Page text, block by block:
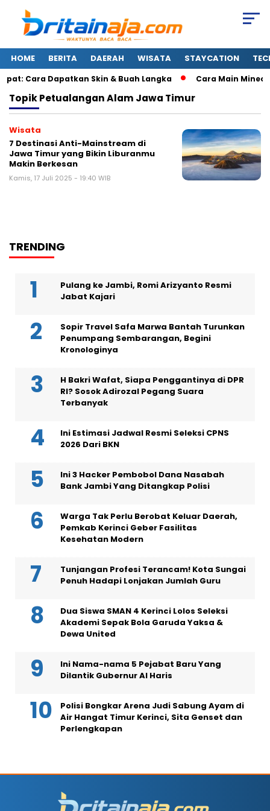
HOME BERITA DAERAH WISATA STAYCATION
Cara Dapatkan Skin & Buah Langka Cara Main
TopikPetualangan Alam Jawa Timur
Wisata
7 Destinasi Anti-Mainstream di
Jawa Timur yang Bikin Liburanmu
Makin Berkesan
Kamis, 17 Juli 2025 - 19:40 WIB
TRENDING
Pulang ke Jambi, Romi Arizyanto Resmi
Jabat Kajari
Sopir Travel Safa Marwa Bantah Turunkan
Penumpang Sembarangan, Begini
Kronologinya
H Bakri Wafat, Siapa Penggantinya di DPR
RI? Sosok Adirozal Pegang Suara
Terbanyak
Ini Estimasi Jadwal Resmi Seleksi CPNS
2026 Dari BKN
Ini 3 Hacker Pembobol Dana Nasabah
Bank Jambi Yang Ditangkap Polisi
Warga Tak Perlu Berobat Keluar Daerah,
Pemkab Kerinci Geber Fasilitas
Kesehatan Modern
Tunjangan Profesi Terancam! Kota Sungai
Penuh Hadapi Lonjakan Jumlah Guru
Dua Siswa SMAN 4 Kerinci Lolos Seleksi
Akademi Sepak Bola Garuda Yaksa &
Dewa United
Ini Nama-nama 5 Pejabat Baru Yang
Dilantik Gubernur Al Haris
Polisi Bongkar Arena Judi Sabung Ayam di
Air Hangat Timur Kerinci, Sita Genset dan
Perlengkapan